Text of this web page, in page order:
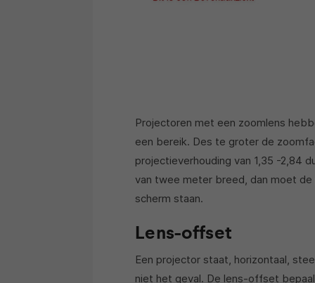
Projectoren met een zoomlens
een bereik. Des te groter de
projectieverhouding van 1,35 -2,84
van twee meter breed, dan moet
scherm staan.
Lens-offset
Een projector staat, horizontaal,
niet het geval. De lens-offset